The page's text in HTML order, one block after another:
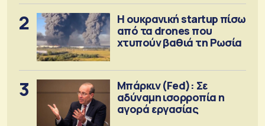
2
Η ουκρανική startup πίσω
από τα drones που
χτυπούν βαθιά τη Ρωσία
3
Μπάρκιν (Fed): Σε
αδύναμη ισορροπία η
αγορά εργασίας